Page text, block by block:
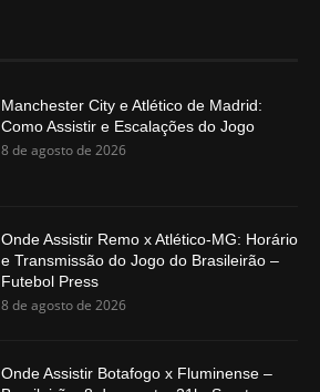
Manchester City e Atlético de Madrid:
Como Assistir e Escalações do Jogo
8 de agosto de 2026
Onde Assistir Remo x Atlético-MG: Horário
e Transmissão do Jogo do Brasileirão –
Futebol Press
8 de agosto de 2026
Onde Assistir Botafogo x Fluminense –